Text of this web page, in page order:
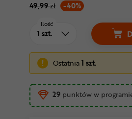
-40%
49,99zł
Ilość
Ostatnia1 szt.
29 punktów w